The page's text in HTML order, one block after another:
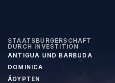
STAATSBÜRGERSCHAFT
DURCH INVESTITION
ANTIGUA UND BARBUDA
DOMINICA
ÄGYPTEN